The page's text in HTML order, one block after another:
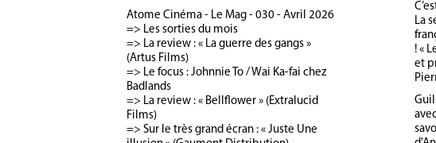
Atome Cinéma - Le Mag - 030 - Avril 2026
=> Les sorties du mois
=> La review : « La guerre des gangs »
(Artus Films)
=> Le focus : Johnnie To / Wai Ka-fai chez
Badlands
=> La review : « Bellflower » (Extralucid
Films)
=> Sur le très grand écran : « Juste Une
La
! «
et